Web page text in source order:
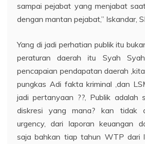
sampai pejabat yang menjabat
dengan mantan pejabat,” Iskandar,
Yang di jadi perhatian publik itu
peraturan daerah itu Syah
pencapaian pendapatan daerah
pungkas Adi fakta kriminal ,dan
jadi pertanyaan ??, Publik adalah
diskresi yang mana? kan tidak
urgency, dari laporan keuangan
saja bahkan tiap tahun WTP dari